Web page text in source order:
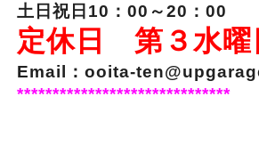
土日祝日10：00～20：00
定休日 第３水曜
Email：ooita-
******************************